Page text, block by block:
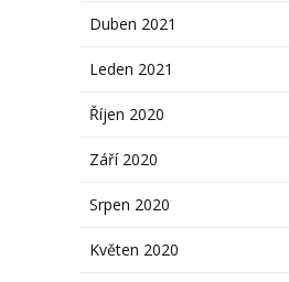
Duben 2021
Leden 2021
Říjen 2020
Září 2020
Srpen 2020
Květen 2020